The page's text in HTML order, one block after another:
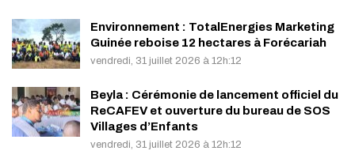
Environnement : TotalEnergies Marketing
Guinée reboise 12 hectares à Forécariah
vendredi, 31 juillet 2026 à 12h:12
Beyla : Cérémonie de lancement officiel du
ReCAFEV et ouverture du bureau de SOS
Villages d’Enfants
vendredi, 31 juillet 2026 à 12h:12